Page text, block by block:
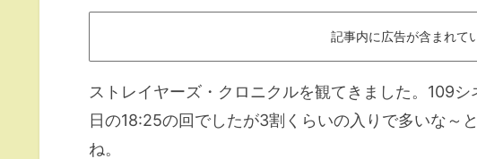
記事内に広告が含まれて
ストレイヤーズ・クロニクルを観てきました。109
日の18:25の回でしたが3割くらいの入りで多いな～
ね。